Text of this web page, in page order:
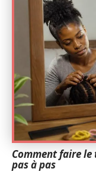
Comment faire le
pas à pas